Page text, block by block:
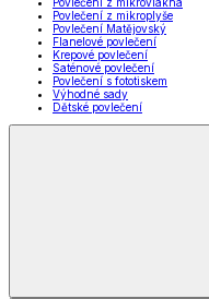
Povlečení z mikroplyše
Povlečení Matějovský
Flanelové povlečení
Krepové povlečení
Saténové povlečení
Povlečení s fototiskem
Výhodné sady
Dětské povlečení